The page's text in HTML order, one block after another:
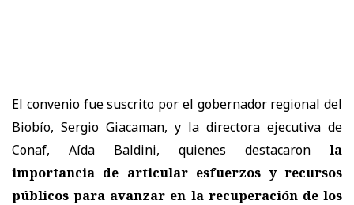
El convenio fue suscrito por el gobernador regional del
Biobío, Sergio Giacaman, y la directora ejecutiva de
Conaf, Aída Baldini, quienes destacaron la
importancia de articular esfuerzos y recursos
públicos para avanzar en la recuperación de los